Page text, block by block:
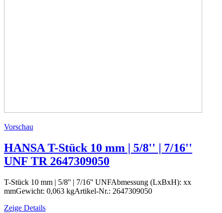
Vorschau
HANSA T-Stück 10 mm | 5/8'' | 7/16''
UNF TR 2647309050
T-Stück 10 mm | 5/8'' | 7/16'' UNFAbmessung (LxBxH): xx
mmGewicht: 0,063 kgArtikel-Nr.: 2647309050
Zeige Details